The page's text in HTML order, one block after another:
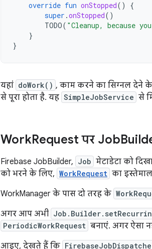
override fun onStopped()
{
super .onStopped()
TODO( "Cleanup, because
}
}
यहां doWork() , काम करने का सिग्नल देने
से पूरा होता है. यह SimpleJobService से
WorkRequest पर Job
Firebase JobBuilder, Job मेटाडेटा को
को भरने के लिए, WorkRequest का
WorkManager के पास दो तरह के
अगर आप अभी
PeriodicWorkRequest बनाएं. अगर ऐसा
आइए, देखते हैं कि